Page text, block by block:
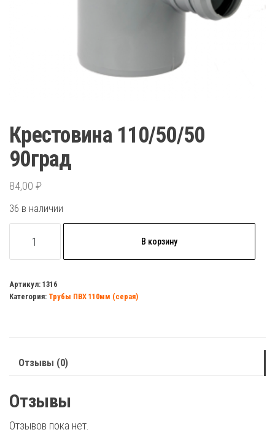
Крестовина 110/50/50
90град
84,00 ₽
36 в наличии
товара
110/50/50
90град
В корзину
Артикул: 1316
Категория: Трубы ПВХ 110мм (серая)
Отзывы (0)
Отзывы
Отзывов пока нет.